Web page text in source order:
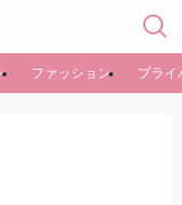
ファッション プライ